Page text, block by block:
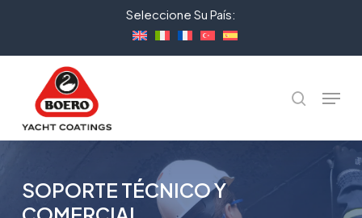
Seleccione Su País:
Buscar
Menu
SOPORTE TÉCNICO Y